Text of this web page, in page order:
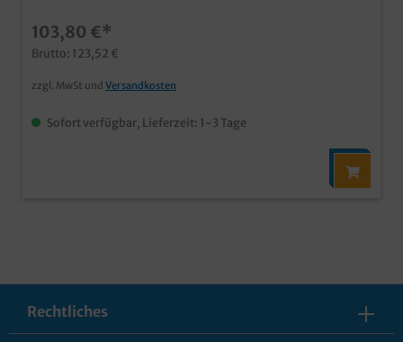
Durchmesser von 200 mm für den professionellen
Einsatz in Waschräumen, Toiletten oder auch im
Fitnessstudio ​Gern beraten wir Sie auch zu
Systemlösungen für Ihr Geschäft, fragen Sie einfach
unseren Kundenservice
103,80 €*
Brutto: 123,52 €
zzgl. MwSt und Versandkosten
Sofort verfügbar, Lieferzeit: 1-3 Tage
Rechtliches